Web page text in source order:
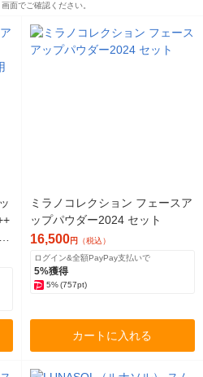
面でご確認ください。
ミラノコレクション フェースア
ップパウダー2024 セット
16,500円 （税込）
ログイン&全額PayPay支払いで
5%獲得
5% (757pt)
カートに入れる